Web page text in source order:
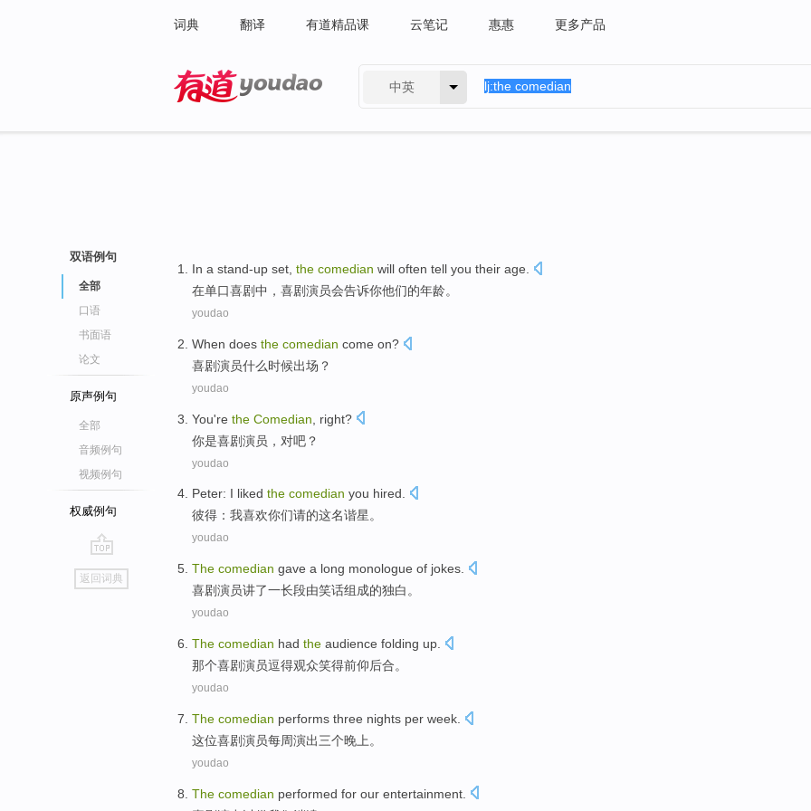
词典 翻译 有道精品课 云笔记 惠惠 更多产品
中英
双语例句
全部
口语
书面语
论文
原声例句
全部
音频例句
视频例句
权威例句
go
top
返回词典
In a stand-up set, the comedian will often tell you their age
在单口喜剧中， 喜剧演员会告诉你他们的年龄。
youdao
When does the comedian come on?
喜剧演员什么时候出场？
youdao
You're the Comedian , right?
你是喜剧演员 ，对吧？
youdao
Peter: I liked the comedian you hired.
彼得 ： 我喜欢你们请的这名谐星。
youdao
The comedian gave a long monologue of jokes
喜剧演员讲了一长段由笑话组成的独白 。
youdao
The comedian had the audience folding up
那个喜剧演员逗得观众笑得前仰后合。
youdao
The comedian performs three nights per week
这位喜剧演员每周演出三个晚上 。
youdao
The comedian performed for our entertainment